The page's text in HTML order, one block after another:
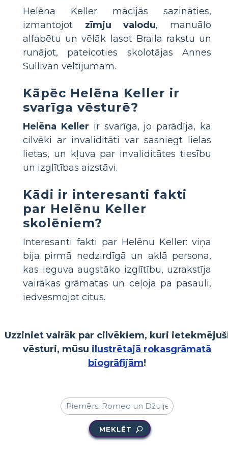
Helēna Keller mācījās sazināties,
izmantojot zīmju valodu, manuālo
alfabētu un vēlāk lasot Braila rakstu un
runājot, pateicoties skolotājas Annes
Sullivan veltījumam.
Kāpēc Helēna Keller ir
svarīga vēsturē?
Helēna Keller ir svarīga, jo parādīja, ka
cilvēki ar invaliditāti var sasniegt lielas
lietas, un kļuva par invaliditātes tiesību
un izglītības aizstāvi.
Kādi ir interesanti fakti
par Helēnu Keller
skolēniem?
Interesanti fakti par Helēnu Keller: viņa
bija pirmā nedzirdīgā un aklā persona,
kas ieguva augstāko izglītību, uzrakstīja
vairākas grāmatas un ceļoja pa pasauli,
iedvesmojot citus.
Uzziniet vairāk par cilvēkiem, kuri
vēsturi, mūsu ilustrētajā rokasgrāmatā
biogrāfijām!
MEKLĒT